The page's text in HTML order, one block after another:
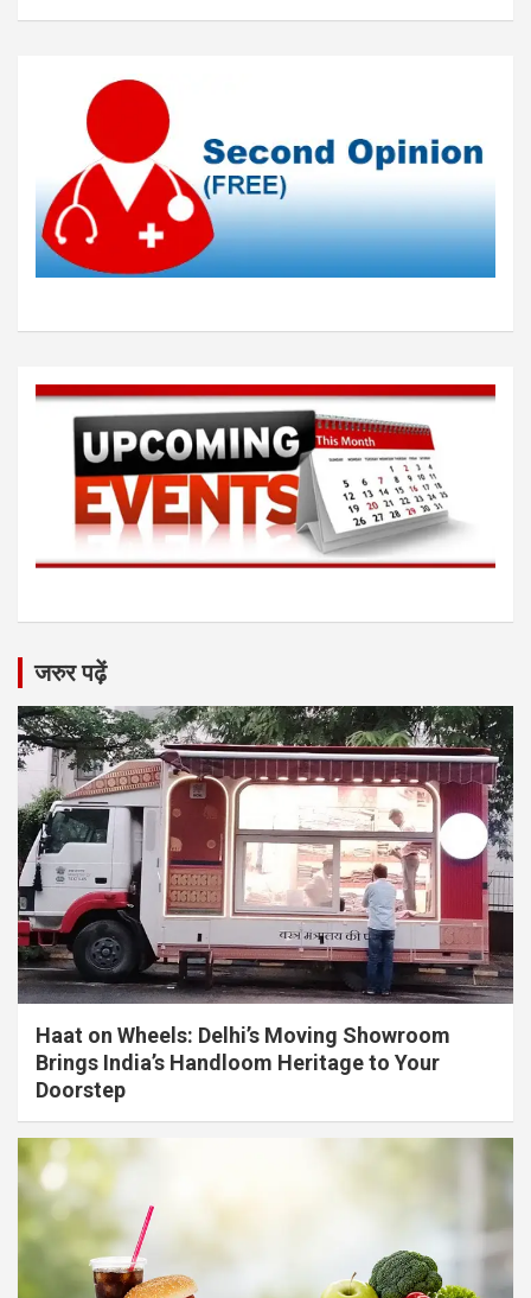
जरुर पढ़ें
Haat on Wheels: Delhi’s Moving Showroom
Brings India’s Handloom Heritage to Your
Doorstep